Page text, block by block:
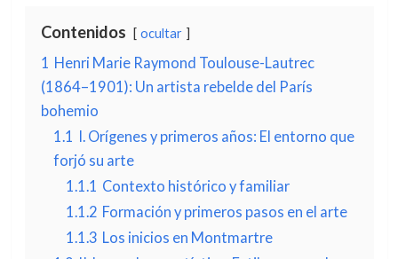
Contenidos ocultar
1 Henri Marie Raymond Toulouse-Lautrec
(1864–1901): Un artista rebelde del París
bohemio
1.1 I. Orígenes y primeros años: El entorno que
forjó su arte
1.1.1 Contexto histórico y familiar
1.1.2 Formación y primeros pasos en el arte
1.1.3 Los inicios en Montmartre